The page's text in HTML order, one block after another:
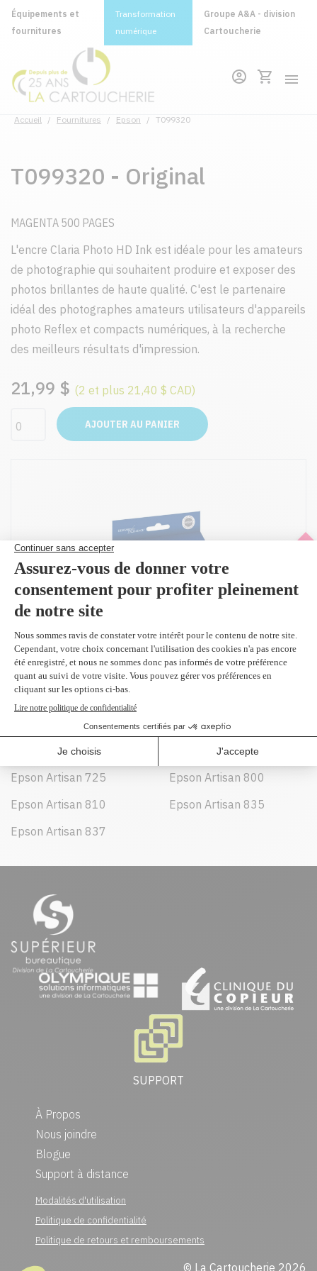
Équipements et
fournitures
Transformation
numérique
Groupe A&A - division
Cartoucherie
Accueil / Fournitures / Epson / T099320
T099320 - Original
MAGENTA 500 PAGES
L'encre Claria Photo HD Ink est idéale pour les amateurs
de photographie qui souhaitent produire et exposer des
photos brillantes de haute qualité. C'est le partenaire
idéal des photographes amateurs utilisateurs d'appareils
photo Reflex et compacts numériques, à la recherche
des meilleurs résultats d'impression.
21,99 $ (2 et plus 21,40 $ CAD)
AJOUTER AU PANIER
Peut être utilisé dans :
Epson Artisan 700
Epson Artisan 710
Epson Artisan 725
Epson Artisan 800
Epson Artisan 810
Epson Artisan 835
Epson Artisan 837
SUPPORT
À Propos
Nous joindre
Blogue
Support à distance
Modalités d'utilisation
Politique de confidentialité
Politique de retours et remboursements
© La Cartoucherie 2026